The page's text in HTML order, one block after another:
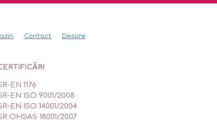
Contact Despre
EN 1176
EN ISO 9001/2008
EN ISO 14001/2004
OHSAS 18001/2007